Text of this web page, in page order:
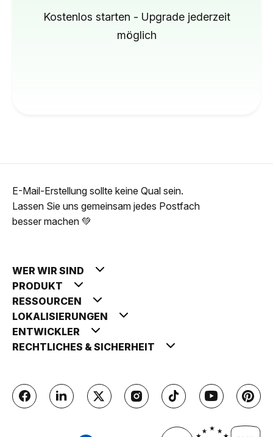
Kostenlos starten - Upgrade jederzeit
möglich
E-Mail-Erstellung sollte keine Qual sein.
Lassen Sie uns gemeinsam jedes Postfach
besser machen 💚
WER WIR SIND
PRODUKT
RESSOURCEN
LOKALISIERUNGEN
ENTWICKLER
RECHTLICHES & SICHERHEIT